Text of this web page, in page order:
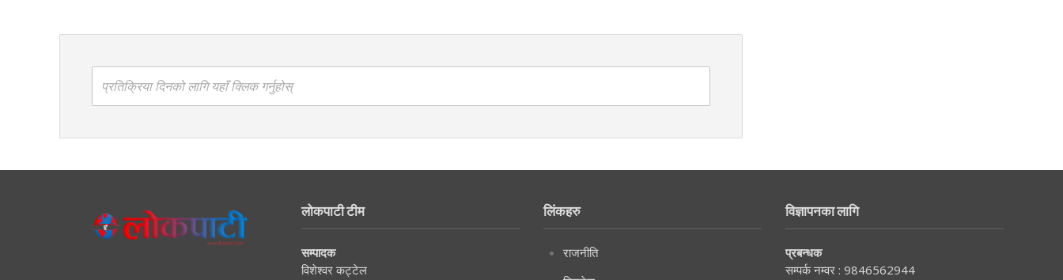
प्रतिक्रिया दिनको लागि यहाँ क्लिक गर्नुहोस्
लोकपाटी टीम
सम्पादक
विशेश्वर कट्टेल
लिंकहरु
राजनीति
विज्ञापनका लागि
प्रबन्धक
सम्पर्क नम्वर : 9846562944